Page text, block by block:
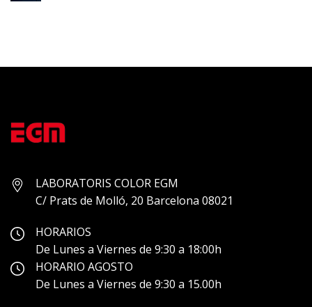
LABORATORIS COLOR EGM
C/ Prats de Molló, 20 Barcelona 08021
HORARIOS
De Lunes a Viernes de 9:30 a 18:00h
HORARIO AGOSTO
De Lunes a Viernes de 9:30 a 15.00h